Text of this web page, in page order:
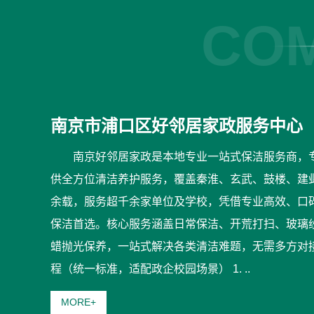
南京市浦口区好邻居家政服务中心
南京好邻居家政是本地专业一站式保洁服务商
供全方位清洁养护服务，覆盖秦淮、玄武、鼓楼、
余载，服务超千余家单位及学校，凭借专业高效、
保洁首选。核心服务涵盖日常保洁、开荒打扫、玻
蜡抛光保养，一站式解决各类清洁难题，无需多方
程（统一标准，适配政企校园场景） 1. ..
MORE+